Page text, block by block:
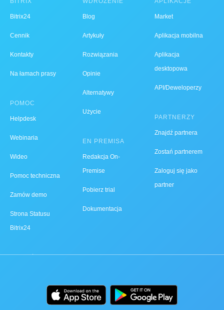
Bitrix24
Cennik
Kontakty
Na łamach prasy
POMOC
Helpdesk
Webinaria
Wideo
Pomoc techniczna
Zamów demo
Strona Statusu
Bitrix24
Blog
Artykuły
Rozwiązania
Opinie
Alternatywy
Użycie
EN PREMISA
Redakcja On-
Premise
Pobierz trial
Dokumentacja
Market
Aplikacja mobilna
Aplikacja
desktopowa
API/Deweloperzy
PARTNERZY
Znajdź partnera
Zostań partnerem
Zaloguj się jako
partner